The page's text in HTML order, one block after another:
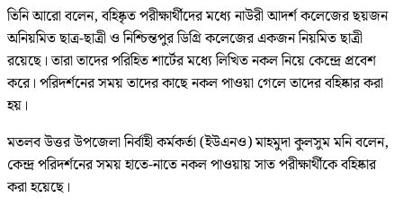
তিনি আরো বলেন, বহিষ্কৃত পরীক্ষার্থীদের মধ্যে নাউরী আদর্শ কলেজের ছয়জন
অনিয়মিত ছাত্র-ছাত্রী ও নিশ্চিন্তপুর ডিগ্রি কলেজের একজন নিয়মিত ছাত্রী
রয়েছে। তারা তাদের পরিহিত শার্টের মধ্যে লিখিত নকল নিয়ে কেন্দ্রে প্রবেশ
করে। পরিদর্শনের সময় তাদের কাছে নকল পাওয়া গেলে তাদের বহিষ্কার করা
হয়।
মতলব উত্তর উপজেলা নির্বাহী কর্মকর্তা (ইউএনও) মাহমুদা কুলসুম মনি বলেন,
কেন্দ্র পরিদর্শনের সময় হাতে-নাতে নকল পাওয়ায় সাত পরীক্ষার্থীকে বহিষ্কার
করা হয়েছে।